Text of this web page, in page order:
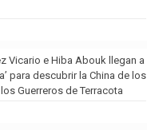
Vicario e Hiba Abouk llegan a
para descubrir la China de los
Guerreros de Terracota